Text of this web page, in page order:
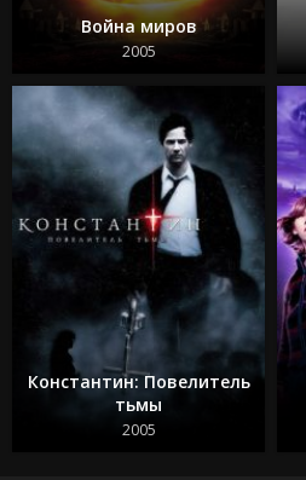
Война миров
2005
Константин: Повелитель
тьмы
2005